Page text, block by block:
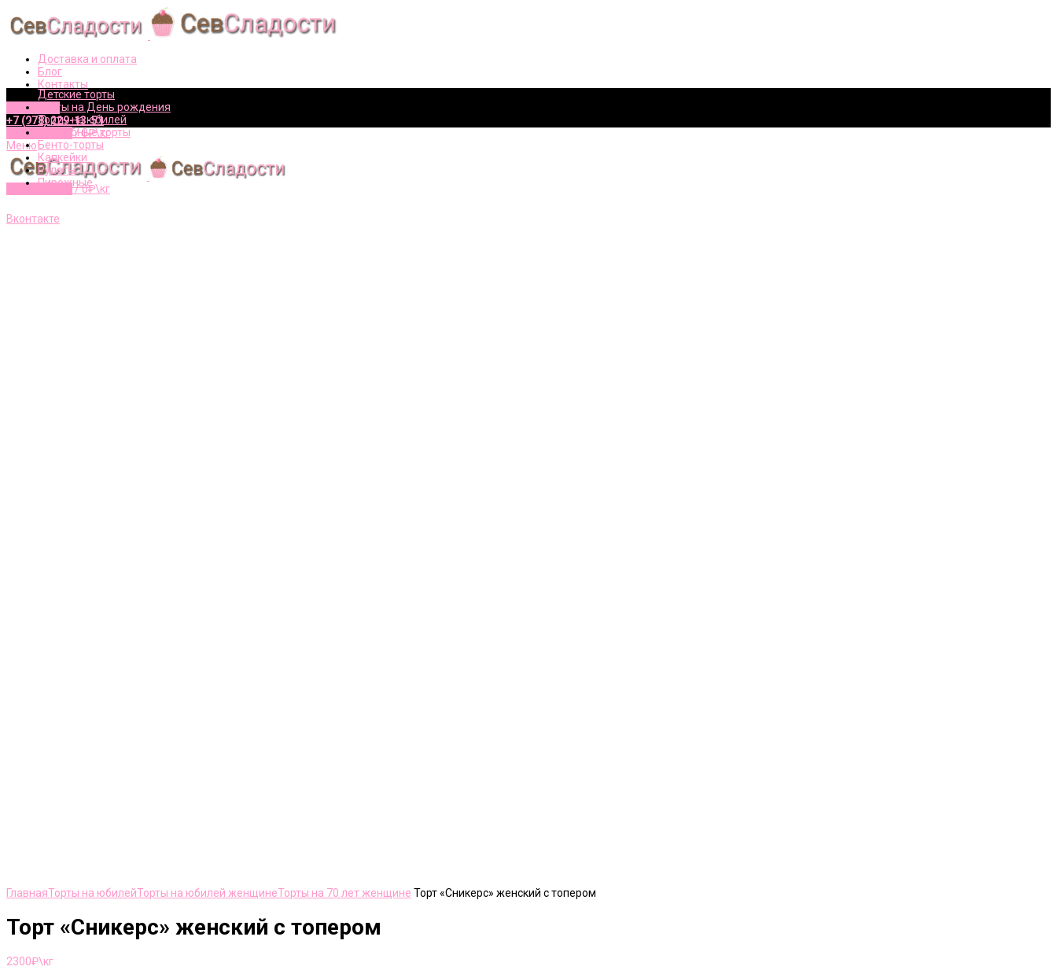
Доставка и оплата
Блог
Контакты
Вконтакте
+7 (978) 229-13-51
элементов /0₽\кг
Меню
элементов /0₽\кг
Детские торты
Торты на День рождения
Торты на юбилей
Свадебные торты
Бенто-торты
Капкейки
Рулеты
Пирожные
Вконтакте
ГлавнаяТорты на юбилейТорты на юбилей женщинеТорты на 70 лет женщине Торт «Сникерс» женский с топером
Торт «Сникерс» женский с топером
2300₽\кг